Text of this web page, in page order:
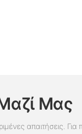
Μας
απαιτήσεις.